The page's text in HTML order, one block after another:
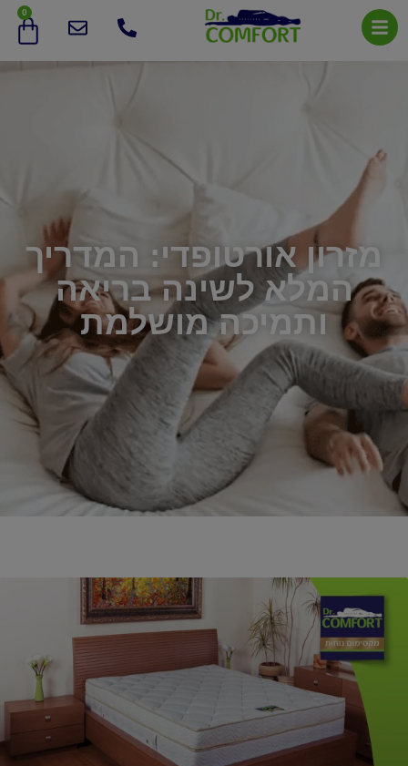
0
מזרון אורטופדי: המדריך
המלא לשינה בריאה
ותמיכה מושלמת